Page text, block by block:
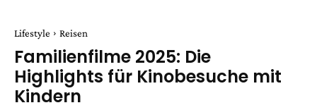
Lifestyle Reisen
Familienfilme 2025: Die
Highlights für Kinobesuche mit
Kindern